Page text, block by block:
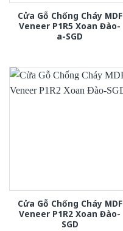
Cửa Gỗ Chống Cháy MDF
Veneer P1R5 Xoan Đào-
a-SGD
Cửa Gỗ Chống Cháy MDF
Veneer P1R2 Xoan Đào-
SGD